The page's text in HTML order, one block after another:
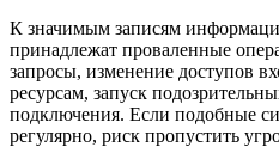
К значимым записям
принадлежат проваленные
запросы, изменение доступов
ресурсам, запуск
подключения. Если подобные
регулярно, риск пропустить